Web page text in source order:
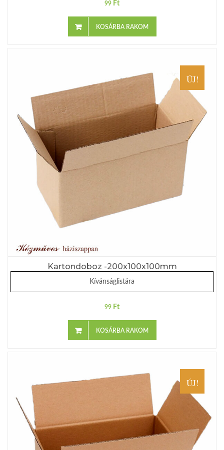
99 Ft
KOSÁRBA RAKOM
ÚJ!
Kartondoboz -200x100x100mm
Kívánságlistára
99 Ft
KOSÁRBA RAKOM
ÚJ!